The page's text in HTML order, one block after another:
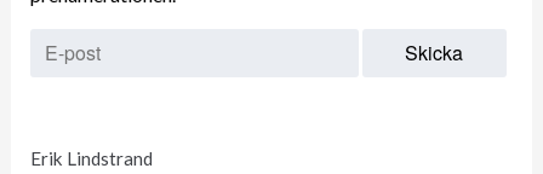
Erik Lindstrand